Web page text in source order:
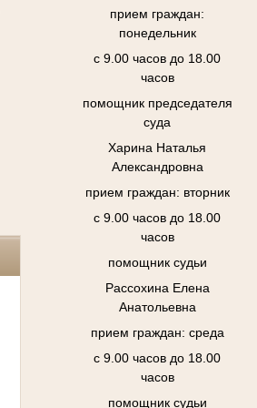
прием граждан:
понедельник
с 9.00 часов до 18.00
часов
помощник председателя
суда
Харина Наталья
Александровна
прием граждан: вторник
с 9.00 часов до 18.00
часов
помощник судьи
Рассохина Елена
Анатольевна
прием граждан: среда
с 9.00 часов до 18.00
часов
помощник судьи